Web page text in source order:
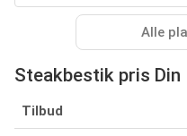
Alle
Steakbestik pris
Tilbud